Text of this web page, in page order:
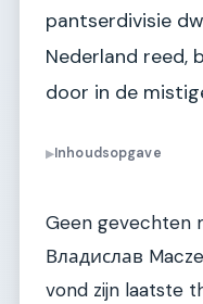
pantserdivisie
Nederland reed,
door in de
▶Inhoudsopgave
Geen gevechten
Владислав
vond zijn laatste